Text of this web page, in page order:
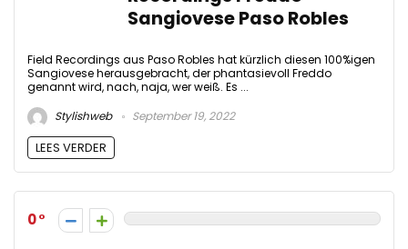
Sangiovese Paso Robles
Field Recordings aus Paso Robles hat kürzlich diesen 100%igen
Sangiovese herausgebracht, der phantasievoll Freddo
genannt wird, nach, naja, wer weiß. Es ...
Stylishweb
September 19, 2022
LEES VERDER
0